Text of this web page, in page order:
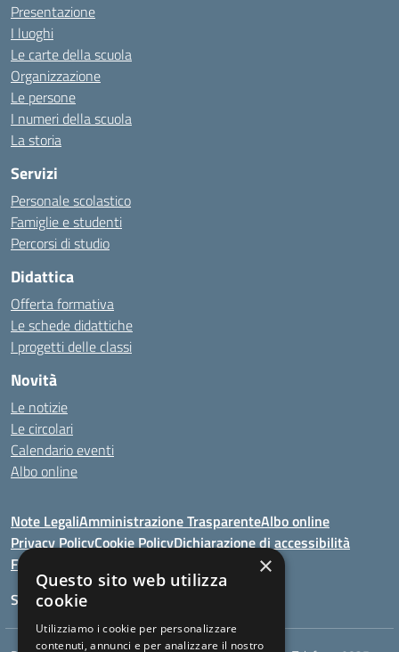
Presentazione
I luoghi
Le carte della scuola
Organizzazione
Le persone
I numeri della scuola
La storia
Servizi
Personale scolastico
Famiglie e studenti
Percorsi di studio
Didattica
Offerta formativa
Le schede didattiche
I progetti delle classi
Novità
Le notizie
Le circolari
Calendario eventi
Albo online
Note LegaliAmministrazione TrasparenteAlbo online
Privacy PolicyCookie PolicyDichiarazione di accessibilità
Feedback
Seguici su:
×
Questo sito web utilizza
cookie
Utilizziamo i cookie per personalizzare
contenuti, annunci e per analizzare il nostro